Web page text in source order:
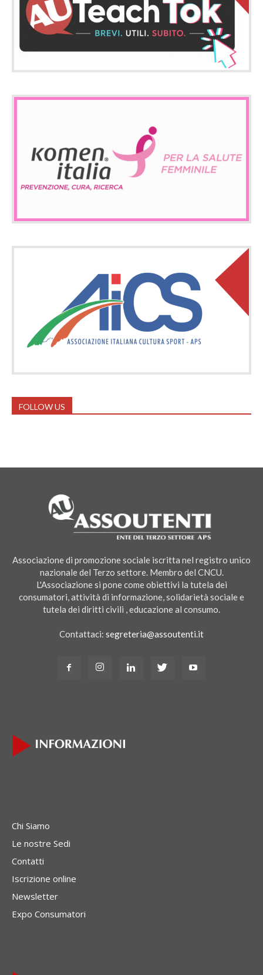
FOLLOW US
Associazione di promozione sociale iscritta nel registro unico
nazionale del Terzo settore. Membro del CNCU.
L'Associazione si pone come obiettivi la tutela dei
consumatori, attività di informazione, solidarietà sociale e
tutela dei diritti civili , educazione al consumo.
Contattaci: segreteria@assoutenti.it
Chi Siamo
Le nostre Sedi
Contatti
Iscrizione online
Newsletter
Expo Consumatori